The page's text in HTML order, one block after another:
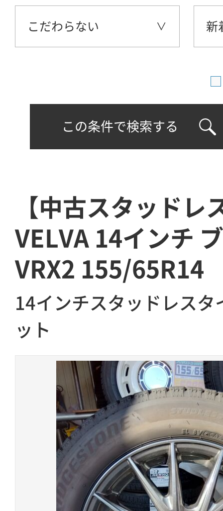
こだわらない 新
この条件で検索する
【中古スタッドレ
VELVA 14インチ
VRX2 155/65R14
14インチスタッドレスタ
ット